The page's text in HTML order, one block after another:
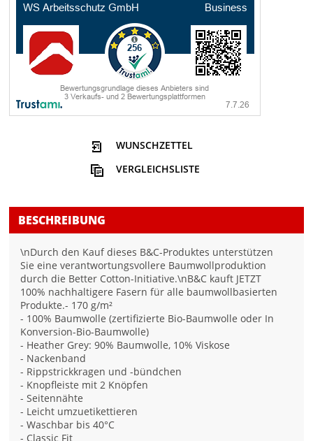
WUNSCHZETTEL
VERGLEICHSLISTE
BESCHREIBUNG
\nDurch den Kauf dieses B&C-Produktes unterstützen
Sie eine verantwortungsvollere Baumwollproduktion
durch die Better Cotton-Initiative.\nB&C kauft JETZT
100% nachhaltigere Fasern für alle baumwollbasierten
Produkte.- 170 g/m²
- 100% Baumwolle (zertifizierte Bio-Baumwolle oder In
Konversion-Bio-Baumwolle)
- Heather Grey: 90% Baumwolle, 10% Viskose
- Nackenband
- Rippstrickkragen und -bündchen
- Knopfleiste mit 2 Knöpfen
- Seitennähte
- Leicht umzuetikettieren
- Waschbar bis 40°C
- Classic Fit